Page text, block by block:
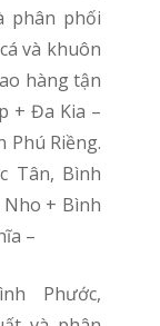
phân phối
và khuôn
hàng tận
+ Đa Kia –
Phú Riềng.
Tân, Bình
+ Bình
–